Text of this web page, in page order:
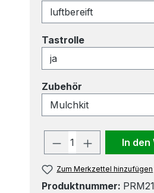
Tastrolleauswählen
Zubehör
Produkt In den
Zum Merkzettel hinzufügen
Produktnummer: